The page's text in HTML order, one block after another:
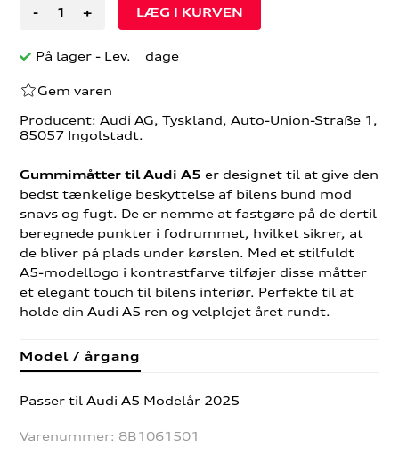
- +
På lager- Lev. dage
Gem varen
Producent: Audi AG, Tyskland, Auto-Union-Straße 1,
85057 Ingolstadt.
Gummimåtter til Audi A5 er designet til at give den
bedst tænkelige beskyttelse af bilens bund mod
snavs og fugt. De er nemme at fastgøre på de dertil
beregnede punkter i fodrummet, hvilket sikrer, at
de bliver på plads under kørslen. Med et stilfuldt
A5-modellogo i kontrastfarve tilføjer disse måtter
et elegant touch til bilens interiør. Perfekte til at
holde din Audi A5 ren og velplejet året rundt.
Model / årgang
Passer til Audi A5 Modelår 2025
Varenummer: 8B1061501